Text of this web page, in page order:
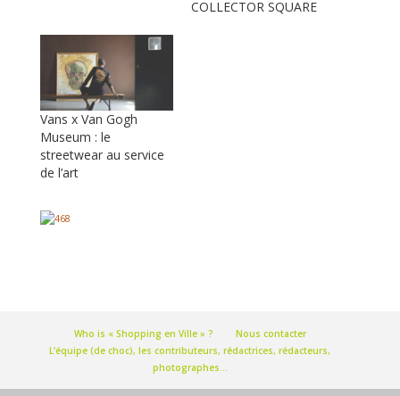
COLLECTOR SQUARE
Vans x Van Gogh
Museum : le
streetwear au service
de l’art
Who is « Shopping en Ville » ?
Nous contacter
L’équipe (de choc), les contributeurs, rédactrices, rédacteurs,
photographes…